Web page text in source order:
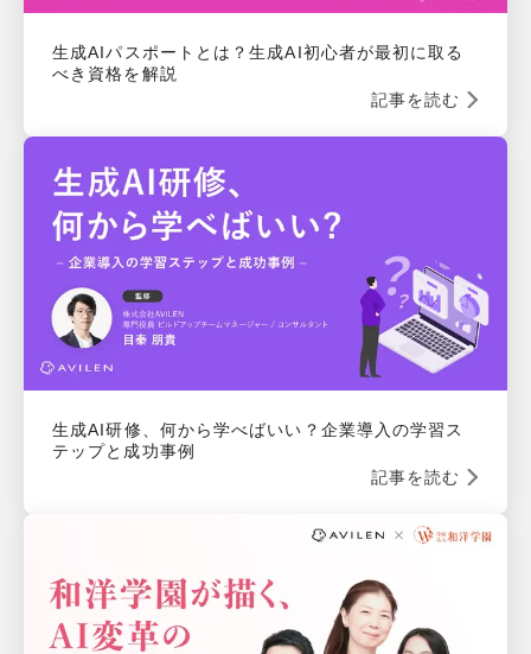
生成AIパスポートとは？生成AI初心者が最初に取る
べき資格を解説
記事を読む
生成AI研修、何から学べばいい？企業導入の学習ス
テップと成功事例
記事を読む